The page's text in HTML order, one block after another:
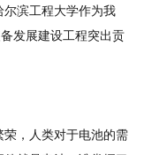
滨工程大学作为我
发展建设工程突出贡
，人类对于电池的需